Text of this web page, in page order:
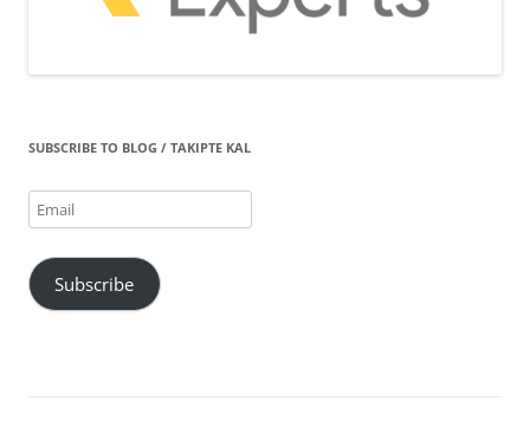
SUBSCRIBE TO BLOG / TAKIPTE KAL
Email
Subscribe